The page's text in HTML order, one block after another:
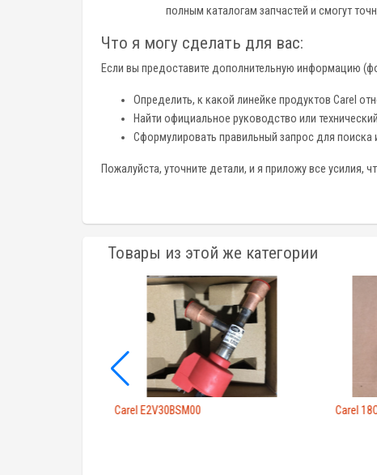
полным каталогам запчастей и смогут
Что я могу сделать для вас:
Если вы предоставите дополнительную информацию
Определить, к какой линейке продуктов Carel
Найти официальное руководство или
Сформулировать правильный запрос для поиска
Пожалуйста, уточните детали, и я приложу все усилия,
Товары из этой же категории
Carel E2V30BSM00 Carel